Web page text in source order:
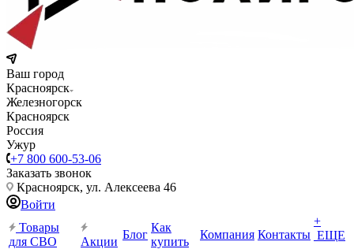
Ваш город
Красноярск
Железногорск
Красноярск
Россия
Ужур
+7 800 600-53-06
Заказать звонок
Красноярск, ул. Алексеева 46
Войти
Товары
для СВО
Акции
Блог
Как
купить
Компания Контакты
+
ЕЩЕ